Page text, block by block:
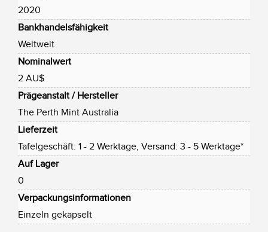
2020
Bankhandelsfähigkeit
Weltweit
Nominalwert
2 AU$
Prägeanstalt / Hersteller
The Perth Mint Australia
Lieferzeit
Tafelgeschäft: 1 - 2 Werktage, Versand: 3 - 5 Werktage*
Auf Lager
0
Verpackungsinformationen
Einzeln gekapselt